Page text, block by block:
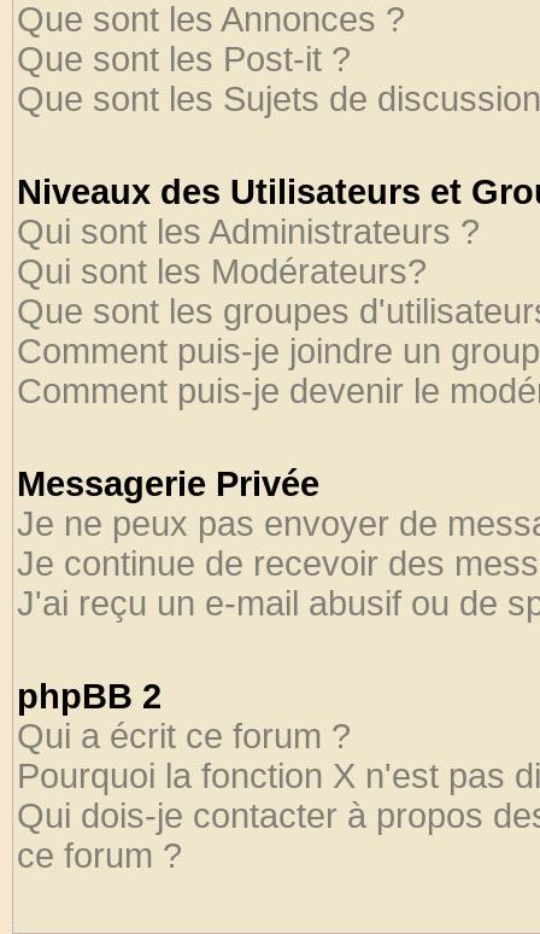
Que sont les Annonces ?
Que sont les Post-it ?
Que sont les Sujets de
Niveaux des Utilisateurs et
Qui sont les Administrateurs ?
Qui sont les Modérateurs?
Que sont les groupes
Comment puis-je joindre un
Comment puis-je devenir le
Messagerie Privée
Je ne peux pas envoyer de
Je continue de recevoir des
J'ai reçu un e-mail abusif ou de
phpBB 2
Qui a écrit ce forum ?
Pourquoi la fonction X n'est pas
Qui dois-je contacter à propos
ce forum ?